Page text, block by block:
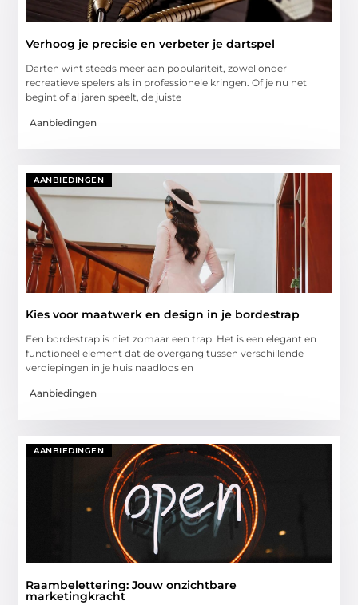
Verhoog je precisie en verbeter je dartspel
Darten wint steeds meer aan populariteit, zowel onder
recreatieve spelers als in professionele kringen. Of je nu net
begint of al jaren speelt, de juiste
Aanbiedingen
AANBIEDINGEN
Kies voor maatwerk en design in je bordestrap
Een bordestrap is niet zomaar een trap. Het is een elegant en
functioneel element dat de overgang tussen verschillende
verdiepingen in je huis naadloos en
Aanbiedingen
AANBIEDINGEN
Raambelettering: Jouw onzichtbare
marketingkracht